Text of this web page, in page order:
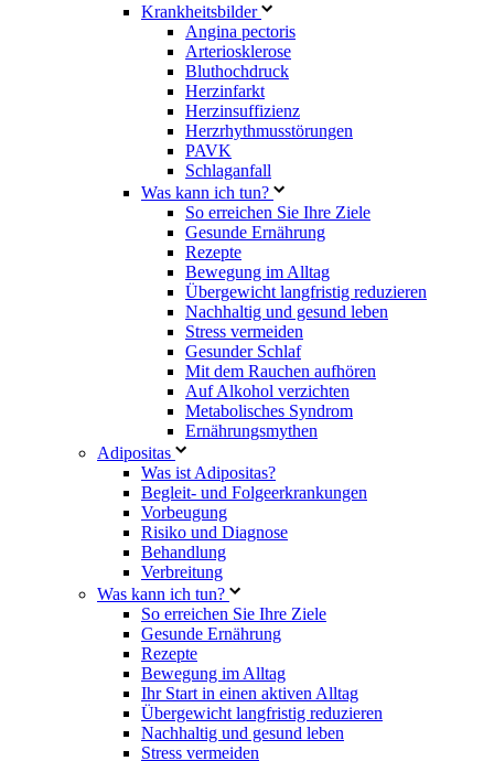
Krankheitsbilder
Angina pectoris
Arteriosklerose
Bluthochdruck
Herzinfarkt
Herzinsuffizienz
Herzrhythmusstörungen
PAVK
Schlaganfall
Was kann ich tun?
So erreichen Sie Ihre Ziele
Gesunde Ernährung
Rezepte
Bewegung im Alltag
Übergewicht langfristig reduzieren
Nachhaltig und gesund leben
Stress vermeiden
Gesunder Schlaf
Mit dem Rauchen aufhören
Auf Alkohol verzichten
Metabolisches Syndrom
Ernährungsmythen
Adipositas
Was ist Adipositas?
Begleit- und Folgeerkrankungen
Vorbeugung
Risiko und Diagnose
Behandlung
Verbreitung
Was kann ich tun?
So erreichen Sie Ihre Ziele
Gesunde Ernährung
Rezepte
Bewegung im Alltag
Ihr Start in einen aktiven Alltag
Übergewicht langfristig reduzieren
Nachhaltig und gesund leben
Stress vermeiden